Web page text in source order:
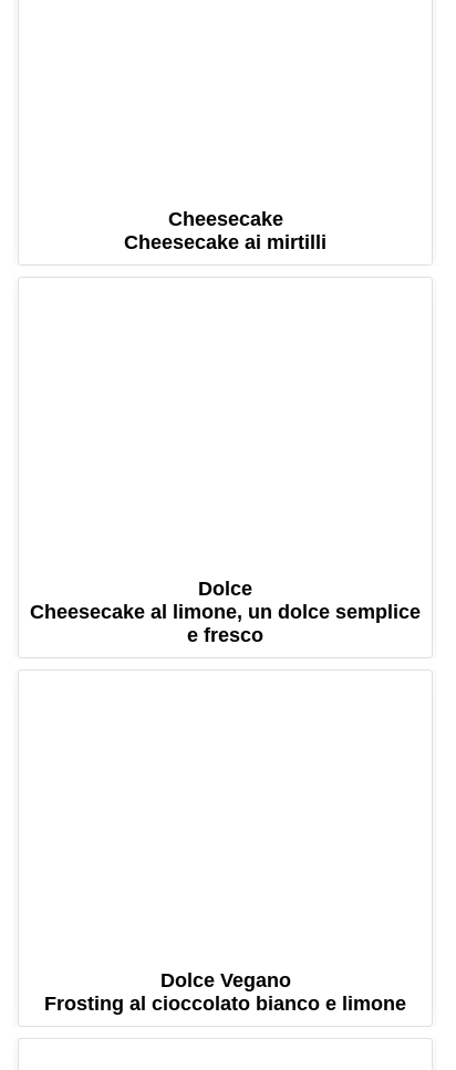
Cheesecake
Cheesecake ai mirtilli
Dolce
Cheesecake al limone, un dolce semplice
e fresco
Dolce Vegano
Frosting al cioccolato bianco e limone